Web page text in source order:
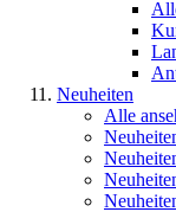
Neuheiten
Alle